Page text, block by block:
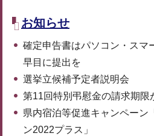
お知らせ
確定申告書はパソコン・スマ
早目に提出を
選挙立候補予定者説明会
第11回特別弔慰金の請求期限
県内宿泊等促進キャンペーン
ン2022プラス」